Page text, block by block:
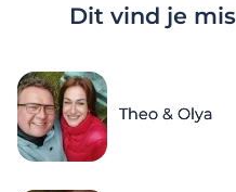
Dit vind je
Theo & Olya